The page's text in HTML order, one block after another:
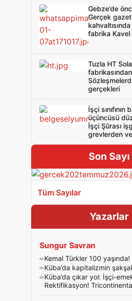
Gebze’de
Gerçek
fabrika Kavel
Tuzla HT
gerçekleri
İşçi
üçüncüsü
İşçi Şûrası
grevlerden
oldu!
Son Sayı
Tüm Sayılar
Yazarlar
Sungur Savran
Kemal Türkler 100 yaşında!
Küba’da kapitalizmin
Küba’da çıkar yol: İşçi-
Rektifikasyon!